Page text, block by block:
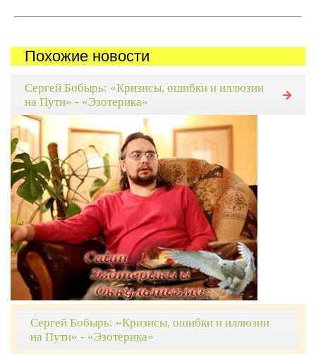
Похожие новости
Сергей Бобырь: «Кризисы, ошибки и иллюзии
на Пути» - «Эзотерика»
Сергей Бобырь: «Кризисы, ошибки и иллюзии
на Пути» - «Эзотерика»